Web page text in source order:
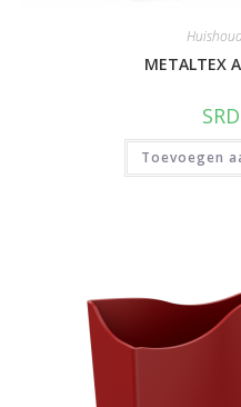
METALTEX
SRD
Toevoegen